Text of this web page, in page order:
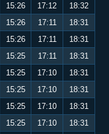
15:26 17:12
18:32
15:26 17:11
18:31
15:26 17:11
18:31
15:25 17:11
18:31
15:25 17:10
18:31
15:25 17:10
18:31
15:25 17:10
18:31
15:25 17:10
18:31